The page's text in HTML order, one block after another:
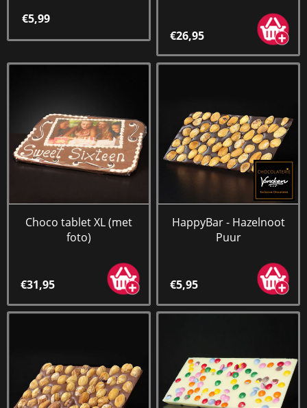
€5,99
€26,95
Choco tablet XL (met
foto)
€31,95
HappyBar - Hazelnoot
Puur
€5,95